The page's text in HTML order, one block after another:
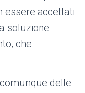
essere accettati
soluzione
che
delle